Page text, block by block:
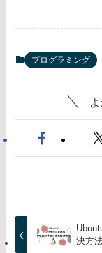
プログラミング
決方